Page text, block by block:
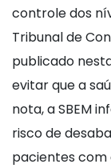
controle dos
Tribunal de
publicado
evitar que a
nota, a SBEM
risco de
pacientes com